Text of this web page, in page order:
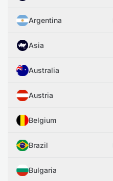
Argentina
Asia
Australia
Austria
Belgium
Brazil
Bulgaria